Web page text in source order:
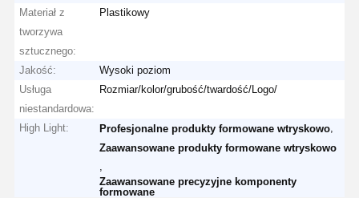
Materiał z
tworzywa
sztucznego:
Plastikowy
Jakość:
Wysoki poziom
Usługa
niestandardowa:
Rozmiar/kolor/grubość/twardość/Logo/
High Light: Profesjonalne produkty formowane wtryskowo
Zaawansowane produkty formowane wtryskowo
Zaawansowane precyzyjne komponenty
formowane